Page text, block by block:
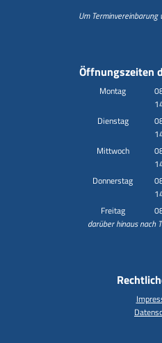
Um
Öffnungszeiten
Montag
Dienstag
Mittwoch
Donnerstag
Freitag
darüber hinaus nach